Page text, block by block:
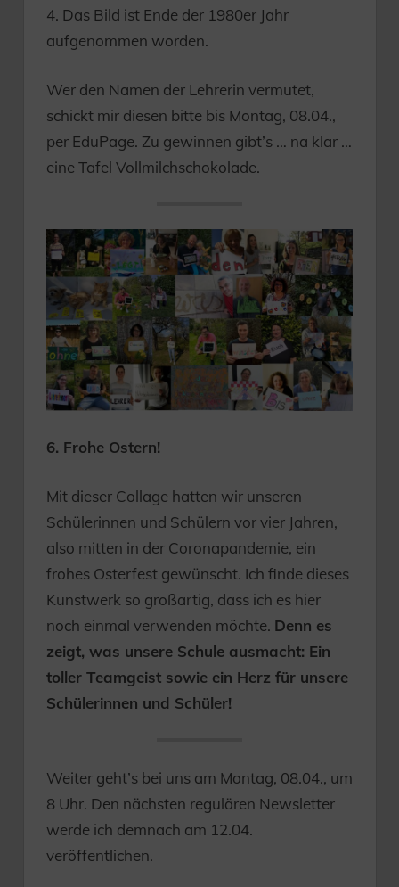
4. Das Bild ist Ende der 1980er Jahr
aufgenommen worden.
Wer den Namen der Lehrerin vermutet,
schickt mir diesen bitte bis Montag, 08.04.,
per EduPage. Zu gewinnen gibt’s … na klar …
eine Tafel Vollmilchschokolade.
6. Frohe Ostern!
Mit dieser Collage hatten wir unseren
Schülerinnen und Schülern vor vier Jahren,
also mitten in der Coronapandemie, ein
frohes Osterfest gewünscht. Ich finde dieses
Kunstwerk so großartig, dass ich es hier
noch einmal verwenden möchte. Denn es
zeigt, was unsere Schule ausmacht: Ein
toller Teamgeist sowie ein Herz für unsere
Schülerinnen und Schüler!
Weiter geht’s bei uns am Montag, 08.04., um
8 Uhr. Den nächsten regulären Newsletter
werde ich demnach am 12.04.
veröffentlichen.